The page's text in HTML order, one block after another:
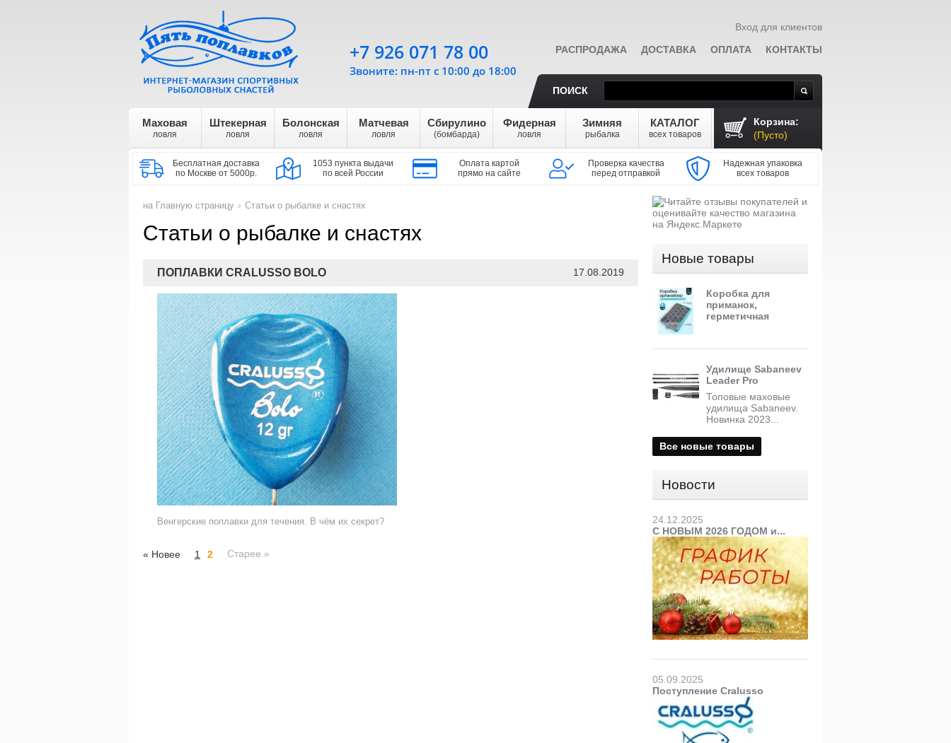
Вход для клиентов
Корзина:
(Пусто)
РАСПРОДАЖА ДОСТАВКА ОПЛАТА КОНТАКТЫ
ПОИСК
Маховая
ловля
Штекерная
ловля
Болонская
ловля
Матчевая
ловля
Сбирулино
(бомбарда)
Фидерная
ловля
Зимняя
рыбалка
КАТАЛОГ
всех товаров
Бесплатная доставка
по Москве от 5000р.
1053 пункта выдачи
по всей России
Оплата картой
прямо на сайте
Проверка качества
перед отправкой
Надежная упаковка
всех товаров
+7 926 071 78 00
Звоните: пн-пт с 10:00 до 18:00
на Главную страницу
Статьи о рыбалке и снастях
Статьи о рыбалке и снастях
ПОПЛАВКИ CRALUSSO BOLO 17.08.2019
Венгерские поплавки для течения. В чём их секрет?
« Новее 1 2 Старее »
Новые товары
Коробка для
приманок,
герметичная
Удилище Sabaneev
Leader Pro
Топовые маховые
удилища Sabaneev.
Новинка 2023...
Все новые товары
Новости
24.12.2025
С НОВЫМ 2026 ГОДОМ и...
05.09.2025
Поступление Cralusso